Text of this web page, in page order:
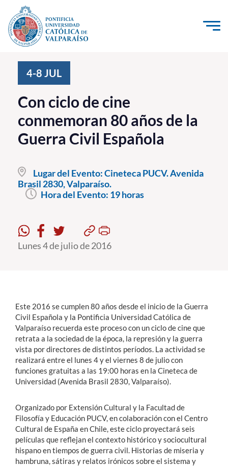
Click acá para ir directamente al contenido
Investigación, Creación e Innovación
PUCV Internacional
Vinculación con el Medio
Pregrado
Postgrado
Formación Continua
Alumni
English
4-8 JUL
Con ciclo de cine
conmemoran 80 años de la
Guerra Civil Española
Lugar del Evento:Cineteca PUCV. Avenida
Brasil 2830, Valparaíso.
Hora del Evento: 19 horas
Lunes 4 de julio de 2016
Este 2016 se cumplen 80 años desde el inicio de la Guerra
Civil Española y la Pontificia Universidad Católica de
Valparaíso recuerda este proceso con un ciclo de cine que
retrata a la sociedad de la época, la represión y la guerra
vista por directores de distintos períodos. La actividad se
realizará entre el lunes 4 y el viernes 8 de julio con
funciones gratuitas a las 19:00 horas en la Cineteca de
Universidad (Avenida Brasil 2830, Valparaíso).
Organizado por Extensión Cultural y la Facultad de
Filosofía y Educación PUCV, en colaboración con el Centro
Cultural de España en Chile, este ciclo proyectará seis
películas que reflejan el contexto histórico y sociocultural
hispano en tiempos de guerra civil. Historias de miseria y
hambruna, sátiras y relatos irónicos sobre el sistema y